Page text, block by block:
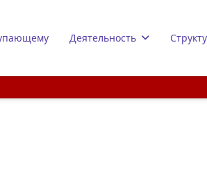
Деятельность